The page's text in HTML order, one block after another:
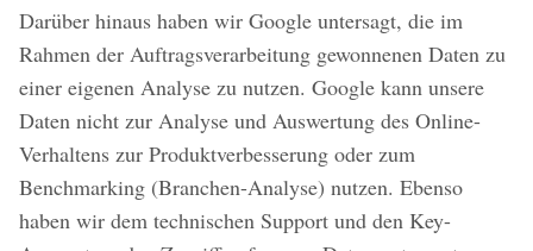
Darüber hinaus haben wir Google untersagt, die im
Rahmen der Auftragsverarbeitung gewonnenen Daten zu
einer eigenen Analyse zu nutzen. Google kann unsere
Daten nicht zur Analyse und Auswertung des Online-
Verhaltens zur Produktverbesserung oder zum
Benchmarking (Branchen-Analyse) nutzen. Ebenso
haben wir dem technischen Support und den Key-